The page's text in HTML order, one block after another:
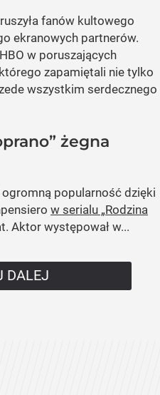
fanów kultowego
ekranowych partnerów.
w poruszających
zapamiętali nie tylko
wszystkim serdecznego
żegna
popularność dzięki
w serialu „Rodzina
Aktor występował w...
DALEJ